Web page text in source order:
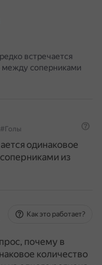
встречается
между соперниками
#Голы
одинаковое
из
Как это работает?
почему в
количество